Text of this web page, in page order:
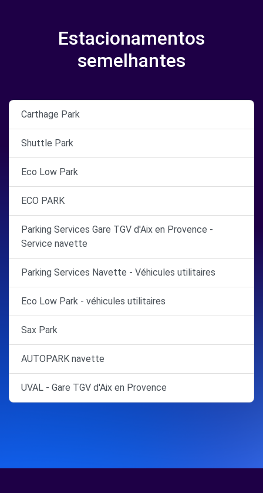
Estacionamentos
semelhantes
Carthage Park
Shuttle Park
Eco Low Park
ECO PARK
Parking Services Gare TGV d'Aix en Provence -
Service navette
Parking Services Navette - Véhicules utilitaires
Eco Low Park - véhicules utilitaires
Sax Park
AUTOPARK navette
UVAL - Gare TGV d'Aix en Provence